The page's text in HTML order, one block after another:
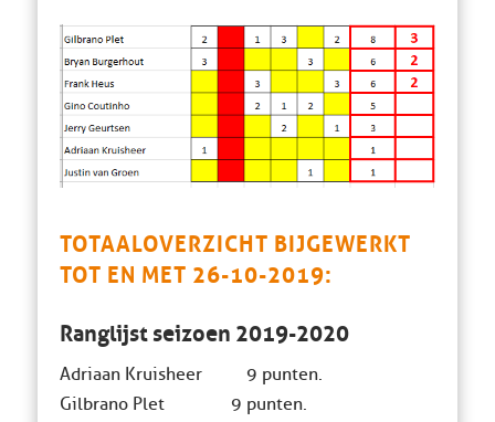
TOTAALOVERZICHT BIJGEWERKT
TOT EN MET 26-10-2019:
Ranglijst seizoen 2019-2020
Adriaan Kruisheer 9 punten.
Gilbrano Plet 9 punten.